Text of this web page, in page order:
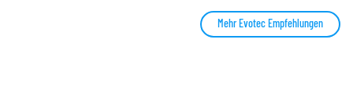
Mehr Evotec Empfehlungen